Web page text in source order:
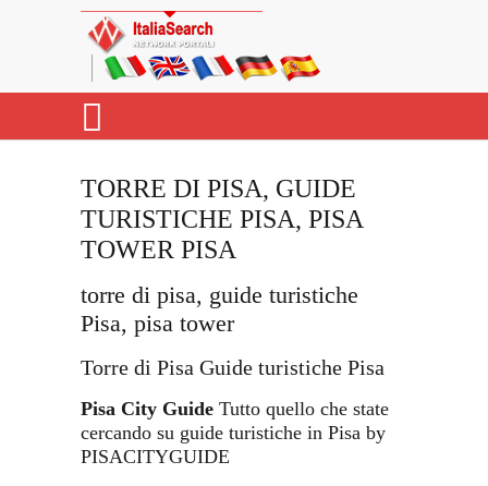
TORRE DI PISA, GUIDE
TURISTICHE PISA, PISA
TOWER PISA
torre di pisa, guide turistiche
Pisa, pisa tower
Torre di Pisa Guide turistiche Pisa
Pisa City Guide Tutto quello che state
cercando su guide turistiche in Pisa by
PISACITYGUIDE